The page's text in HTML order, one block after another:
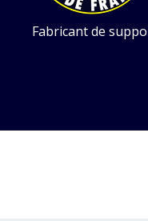
Fabricant de